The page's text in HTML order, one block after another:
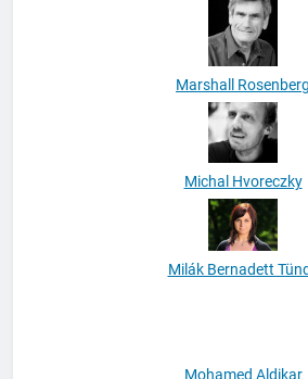
Marshall Rosenberg
Michal Hvoreczky